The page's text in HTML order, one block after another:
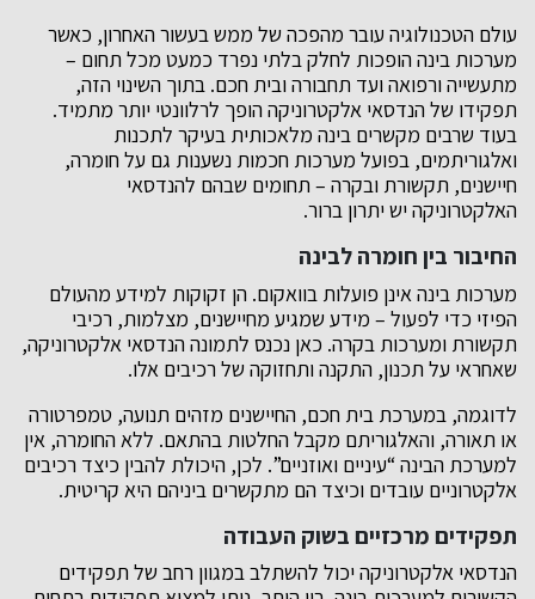
עולם הטכנולוגיה עובר מהפכה של ממש בעשור האחרון, כאשר
מערכות בינה הופכות לחלק בלתי נפרד כמעט מכל תחום –
מתעשייה ורפואה ועד תחבורה ובית חכם. בתוך השינוי הזה,
תפקידו של הנדסאי אלקטרוניקה הופך לרלוונטי יותר מתמיד.
בעוד שרבים מקשרים בינה מלאכותית בעיקר לתכנות
ואלגוריתמים, בפועל מערכות חכמות נשענות גם על חומרה,
חיישנים, תקשורת ובקרה – תחומים שבהם להנדסאי
האלקטרוניקה יש יתרון ברור.
החיבור בין חומרה לבינה
מערכות בינה אינן פועלות בוואקום. הן זקוקות למידע מהעולם
הפיזי כדי לפעול – מידע שמגיע מחיישנים, מצלמות, רכיבי
תקשורת ומערכות בקרה. כאן נכנס לתמונה הנדסאי אלקטרוניקה,
שאחראי על תכנון, התקנה ותחזוקה של רכיבים אלו.
לדוגמה, במערכת בית חכם, החיישנים מזהים תנועה, טמפרטורה
או תאורה, והאלגוריתם מקבל החלטות בהתאם. ללא החומרה, אין
למערכת הבינה “עיניים ואוזניים”. לכן, היכולת להבין כיצד רכיבים
אלקטרוניים עובדים וכיצד הם מתקשרים ביניהם היא קריטית.
תפקידים מרכזיים בשוק העבודה
הנדסאי אלקטרוניקה יכול להשתלב במגוון רחב של תפקידים